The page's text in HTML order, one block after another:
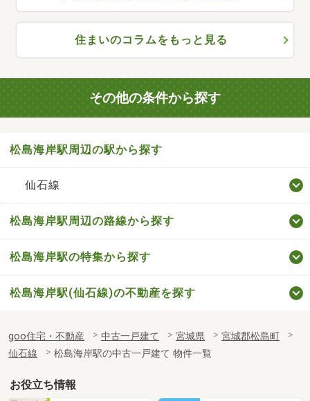
住まいのコラムをもっと見る
その他の条件から探す
松島海岸駅周辺の駅から探す
仙石線
松島海岸駅周辺の路線から探す
松島海岸駅の特集から探す
松島海岸駅(仙石線)の不動産を探す
goo住宅・不動産 中古一戸建て 宮城県
宮城郡松島町
仙石線
松島海岸駅の中古一戸建て 物件一覧
お役立ち情報